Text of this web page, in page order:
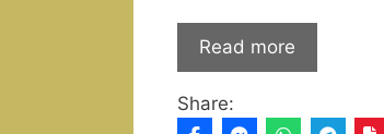
Read more
Share: